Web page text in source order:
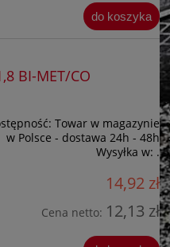
do koszyka
BI-MET/CO
Towar w magazynie
w Polsce - dostawa 24h - 48h
Wysyłka w: .
14,92 zł
Cena netto: 12,13 zł